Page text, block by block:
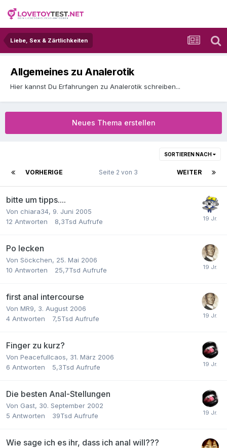
Liebe, Sex & Zärtlichkeiten
Allgemeines zu Analerotik
Hier kannst Du Erfahrungen zu Analerotik schreiben...
Neues Thema erstellen
SORTIEREN NACH
VORHERIGE WEITER
Seite 2 von 3
bitte um tipps....
Von chiara34, 9. Juni 2005
12 Antworten 8,3Tsd Aufrufe
Po lecken
Von Söckchen, 25. Mai 2006
10 Antworten 25,7Tsd Aufrufe
first anal intercourse
Von MR9, 3. August 2006
4 Antworten 7,5Tsd Aufrufe
Finger zu kurz?
Von Peacefullcaos, 31. März 2006
6 Antworten 5,3Tsd Aufrufe
Die besten Anal-Stellungen
Von Gast, 30. September 2002
5 Antworten 39Tsd Aufrufe
Wie sage ich es ihr, dass ich anal will???